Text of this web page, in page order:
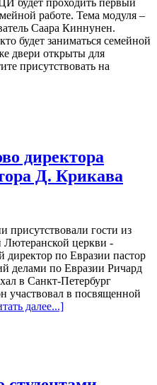
будет проходить первый
работе. Тема модуля –
Саара Киннунен.
будет заниматься семейной
двери открыты для
присутствовать на
директора
Д. Крикава
гости из
церкви -
по Евразии пастор
делами по Евразии Ричард
в Санкт-Петербург
участвовал в посвященной
далее...]